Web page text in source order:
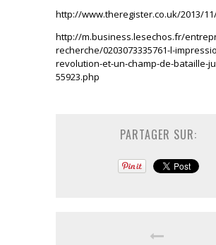
http://www.theregister.co.uk/2013/
http://m.business.lesechos.fr/
recherche/0203073335761-l-
revolution-et-un-champ-de-bataille-
55923.php
PARTAGER SUR: